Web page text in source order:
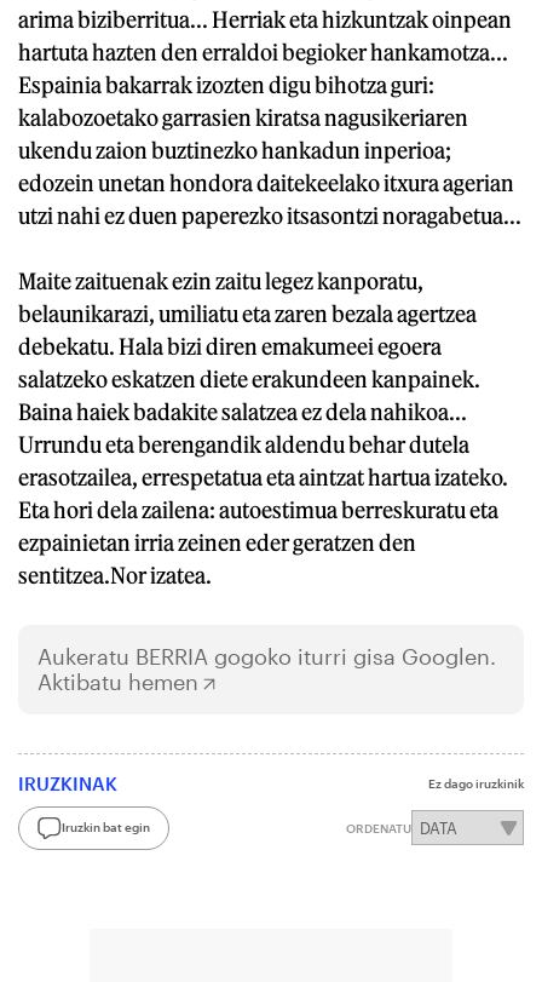
arima biziberritua... Herriak eta hizkuntzak oinpean
hartuta hazten den erraldoi begioker hankamotza...
Espainia bakarrak izozten digu bihotza guri:
kalabozoetako garrasien kiratsa nagusikeriaren
ukendu zaion buztinezko hankadun inperioa;
edozein unetan hondora daitekeelako itxura agerian
utzi nahi ez duen paperezko itsasontzi noragabetua...
Maite zaituenak ezin zaitu legez kanporatu,
belaunikarazi, umiliatu eta zaren bezala agertzea
debekatu. Hala bizi diren emakumeei egoera
salatzeko eskatzen diete erakundeen kanpainek.
Baina haiek badakite salatzea ez dela nahikoa...
Urrundu eta berengandik aldendu behar dutela
erasotzailea, errespetatua eta aintzat hartua izateko.
Eta hori dela zailena: autoestimua berreskuratu eta
ezpainietan irria zeinen eder geratzen den
sentitzea.Nor izatea.
Aukeratu BERRIA gogoko iturri gisa Googlen.
Aktibatu hemen
IRUZKINAK Ez dago iruzkinik
Iruzkin bat egin ORDENATU